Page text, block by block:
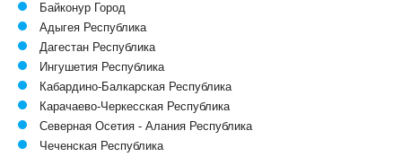
Байконур Город
Адыгея Республика
Дагестан Республика
Ингушетия Республика
Кабардино-Балкарская Республика
Карачаево-Черкесская Республика
Северная Осетия - Алания Республика
Чеченская Республика